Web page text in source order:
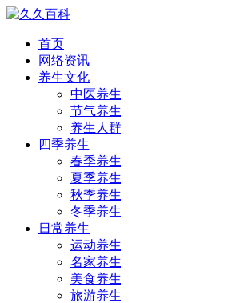
首页
网络资讯
养生文化
中医养生
节气养生
养生人群
四季养生
春季养生
夏季养生
秋季养生
冬季养生
日常养生
运动养生
名家养生
美食养生
旅游养生